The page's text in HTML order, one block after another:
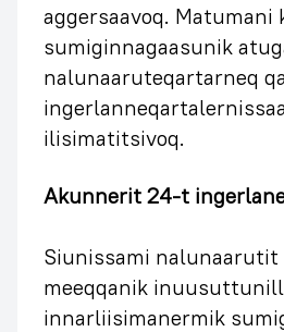
aggersaavoq. Matumani
sumiginnagaasunik
nalunaaruteqartarneq
ilisimatitsivoq.
Akunnerit 24-t
Siunissami
meeqqanik
innarliisimanermik